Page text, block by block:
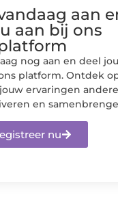
aan
aan bij ons
nog aan en deel
platform. Ontdek
ervaringen
en
nu